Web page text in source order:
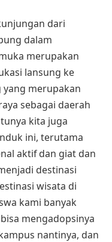
dari
dalam
merupakan
lansung ke
yang merupakan
sebagai daerah
kita juga
ini, terutama
aktif dan giat dan
destinasi
wisata di
kami banyak
mengadopsinya
nantinya, dan